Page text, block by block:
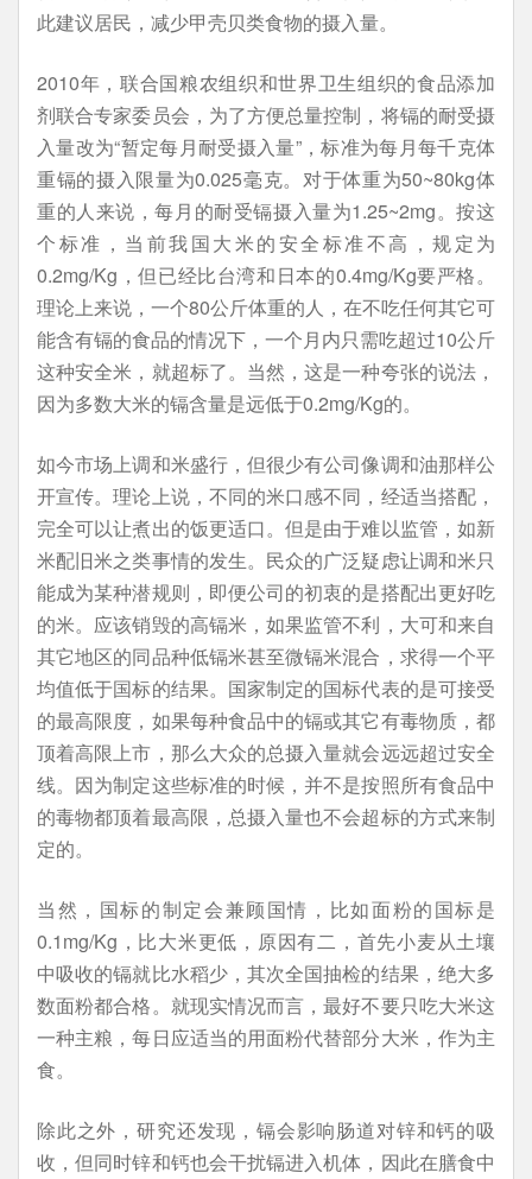
此建议居民，减少甲壳贝类食物的摄入量。
2010年，联合国粮农组织和世界卫生组织的食品添加
剂联合专家委员会，为了方便总量控制，将镉的耐受摄
入量改为“暂定每月耐受摄入量”，标准为每月每千克体
重镉的摄入限量为0.025毫克。对于体重为50~80kg体
重的人来说，每月的耐受镉摄入量为1.25~2mg。按这
个标准，当前我国大米的安全标准不高，规定为
0.2mg/Kg，但已经比台湾和日本的0.4mg/Kg要严格。
理论上来说，一个80公斤体重的人，在不吃任何其它可
能含有镉的食品的情况下，一个月内只需吃超过10公斤
这种安全米，就超标了。当然，这是一种夸张的说法，
因为多数大米的镉含量是远低于0.2mg/Kg的。
如今市场上调和米盛行，但很少有公司像调和油那样公
开宣传。理论上说，不同的米口感不同，经适当搭配，
完全可以让煮出的饭更适口。但是由于难以监管，如新
米配旧米之类事情的发生。民众的广泛疑虑让调和米只
能成为某种潜规则，即便公司的初衷的是搭配出更好吃
的米。应该销毁的高镉米，如果监管不利，大可和来自
其它地区的同品种低镉米甚至微镉米混合，求得一个平
均值低于国标的结果。国家制定的国标代表的是可接受
的最高限度，如果每种食品中的镉或其它有毒物质，都
顶着高限上市，那么大众的总摄入量就会远远超过安全
线。因为制定这些标准的时候，并不是按照所有食品中
的毒物都顶着最高限，总摄入量也不会超标的方式来制
定的。
当然，国标的制定会兼顾国情，比如面粉的国标是
0.1mg/Kg，比大米更低，原因有二，首先小麦从土壤
中吸收的镉就比水稻少，其次全国抽检的结果，绝大多
数面粉都合格。就现实情况而言，最好不要只吃大米这
一种主粮，每日应适当的用面粉代替部分大米，作为主
食。
除此之外，研究还发现，镉会影响肠道对锌和钙的吸
收，但同时锌和钙也会干扰镉进入机体，因此在膳食中